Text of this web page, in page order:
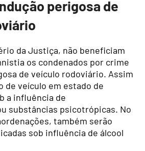
perigosa de
da Justiça, não beneficiam
os condenados por crime
de veículo rodoviário. Assim
de veículo em estado de
a influência de
substâncias psicotrópicas. No
também serão
sob influência de álcool